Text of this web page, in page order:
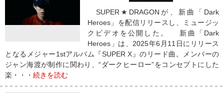
SUPER★DRAGONが、新曲「Dark
Heroes」を配信リリースし、ミュージッ
クビデオを公開した。 新曲「Dark
Heroes」は、2025年6月11日にリリース
となるメジャー1stアルバム『SUPER X』のリード曲。メンバーの
ジャン海渡が制作に関わり、“ダークヒーロー”をコンセプトにした
楽・・・ 続きを読む